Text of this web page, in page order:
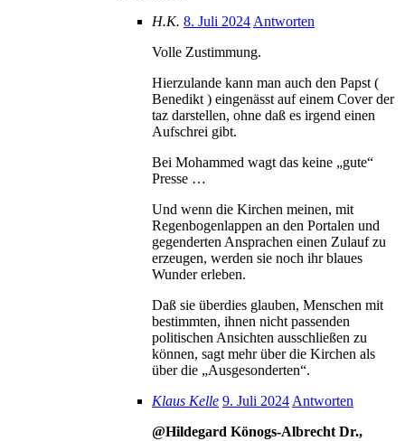
H.K. 8. Juli 2024Antworten
Volle Zustimmung.
Hierzulande kann man auch den Papst (
Benedikt ) eingenässt auf einem Cover der
taz darstellen, ohne daß es irgend einen
Aufschrei gibt.
Bei Mohammed wagt das keine „gute“
Presse …
Und wenn die Kirchen meinen, mit
Regenbogenlappen an den Portalen und
gegenderten Ansprachen einen Zulauf zu
erzeugen, werden sie noch ihr blaues
Wunder erleben.
Daß sie überdies glauben, Menschen mit
bestimmten, ihnen nicht passenden
politischen Ansichten ausschließen zu
können, sagt mehr über die Kirchen als
über die „Ausgesonderten“.
Klaus Kelle 9. Juli 2024Antworten
@Hildegard Könogs-Albrecht Dr.,